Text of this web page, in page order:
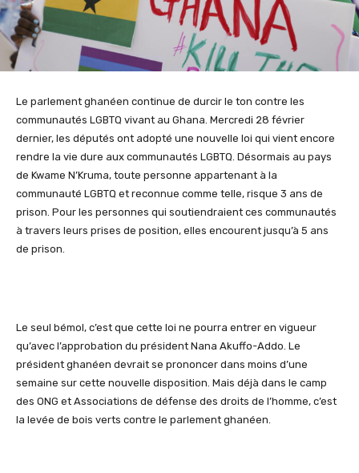
Le parlement ghanéen continue de durcir le ton contre les
communautés LGBTQ vivant au Ghana. Mercredi 28 février
dernier, les députés ont adopté une nouvelle loi qui vient encore
rendre la vie dure aux communautés LGBTQ. Désormais au pays
de Kwame N’Kruma, toute personne appartenant à la
communauté LGBTQ et reconnue comme telle, risque 3 ans de
prison. Pour les personnes qui soutiendraient ces communautés
à travers leurs prises de position, elles encourent jusqu’à 5 ans
de prison.
Le seul bémol, c’est que cette loi ne pourra entrer en vigueur
qu’avec l’approbation du président Nana Akuffo-Addo. Le
président ghanéen devrait se prononcer dans moins d’une
semaine sur cette nouvelle disposition. Mais déjà dans le camp
des ONG et Associations de défense des droits de l’homme, c’est
la levée de bois verts contre le parlement ghanéen.